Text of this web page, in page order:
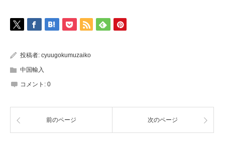
投稿者: cyuugokumuzaiko
中国輸入
コメント: 0
前のページ 次のページ